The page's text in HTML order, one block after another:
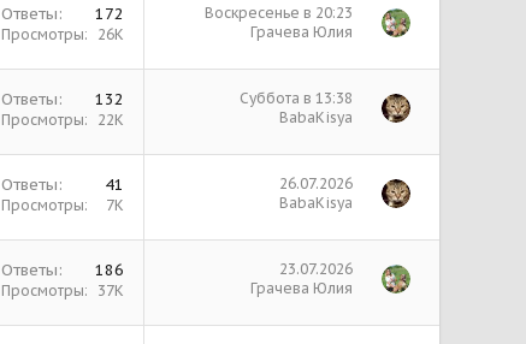
Ответы 172
Просмотры 26К
Воскресенье в 20:23
Грачева Юлия
Ответы 132
Просмотры 22К
Суббота в 13:38
BabaKisya
Ответы 41
Просмотры 7К
26.07.2026
BabaKisya
Ответы 186
Просмотры 37К
23.07.2026
Грачева Юлия